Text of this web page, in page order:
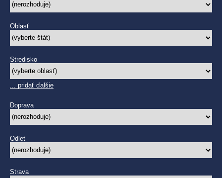
Oblasť
Stredisko
... pridať ďalšie
Doprava
Odlet
Strava